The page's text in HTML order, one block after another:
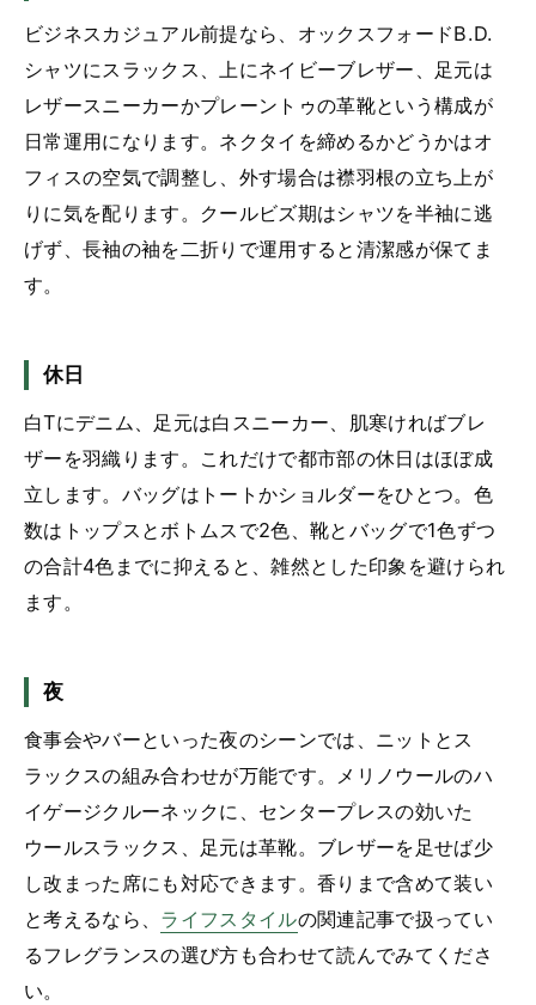
ビジネスカジュアル前提なら、オックスフォードB.D.
シャツにスラックス、上にネイビーブレザー、足元は
レザースニーカーかプレーントゥの革靴という構成が
日常運用になります。ネクタイを締めるかどうかはオ
フィスの空気で調整し、外す場合は襟羽根の立ち上が
りに気を配ります。クールビズ期はシャツを半袖に逃
げず、長袖の袖を二折りで運用すると清潔感が保てま
す。
休日
白Tにデニム、足元は白スニーカー、肌寒ければブレ
ザーを羽織ります。これだけで都市部の休日はほぼ成
立します。バッグはトートかショルダーをひとつ。色
数はトップスとボトムスで2色、靴とバッグで1色ずつ
の合計4色までに抑えると、雑然とした印象を避けられ
ます。
夜
食事会やバーといった夜のシーンでは、ニットとス
ラックスの組み合わせが万能です。メリノウールのハ
イゲージクルーネックに、センタープレスの効いた
ウールスラックス、足元は革靴。ブレザーを足せば少
し改まった席にも対応できます。香りまで含めて装い
と考えるなら、 ライフスタイルの関連記事で扱ってい
るフレグランスの選び方も合わせて読んでみてくださ
い。